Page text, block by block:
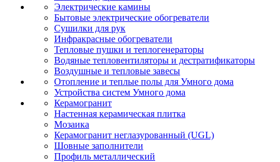
Электрические камины
Бытовые электрические обогреватели
Сушилки для рук
Инфракрасные обогреватели
Тепловые пушки и теплогенераторы
Водяные тепловентиляторы и дестратификаторы
Воздушные и тепловые завесы
Отопление и теплые полы для Умного дома
Устройства систем Умного дома
Керамогранит
Настенная керамическая плитка
Мозаика
Керамогранит неглазурованный (UGL)
Шовные заполнители
Профиль металлический